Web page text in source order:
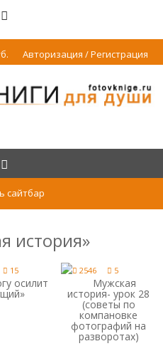
Авторизация / Регистрация
сайтбар
история»
15
осилит
2546 5
Мужская
история- урок 28
(советы по
компановке
фотографий на
разворотах)